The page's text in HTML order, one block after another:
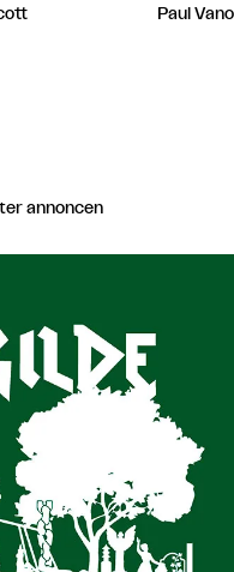
Paul
annoncen